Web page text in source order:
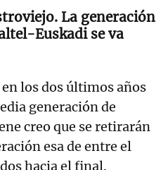
La generación
Euskadi se va
los dos últimos años
generación de
creo que se retirarán
esa de entre el
hacia el final.